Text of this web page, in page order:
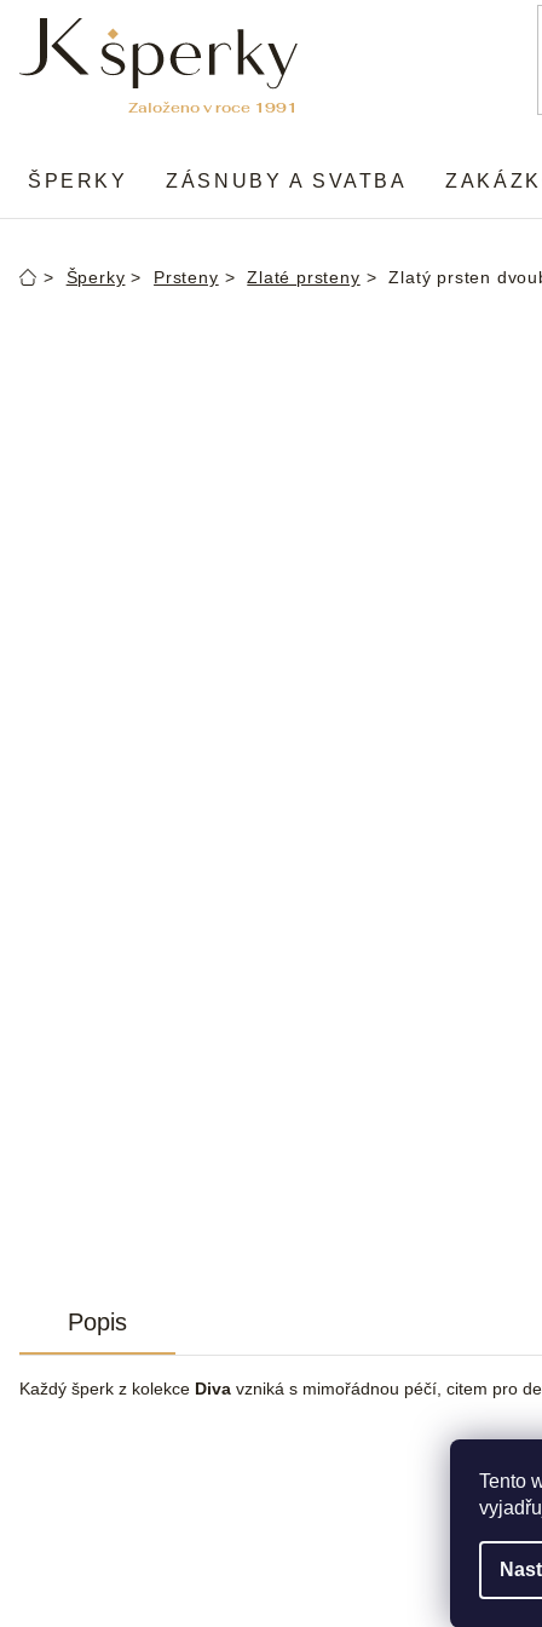
Tento
obsah
ŠPERKY ZÁSNUBY A SVATBA
DomůŠperky Prsteny Zlaté prsteny Zlatý prsten
Popis
Každý šperk z kolekce Diva vzniká s mimořádnou péčí, citem pro